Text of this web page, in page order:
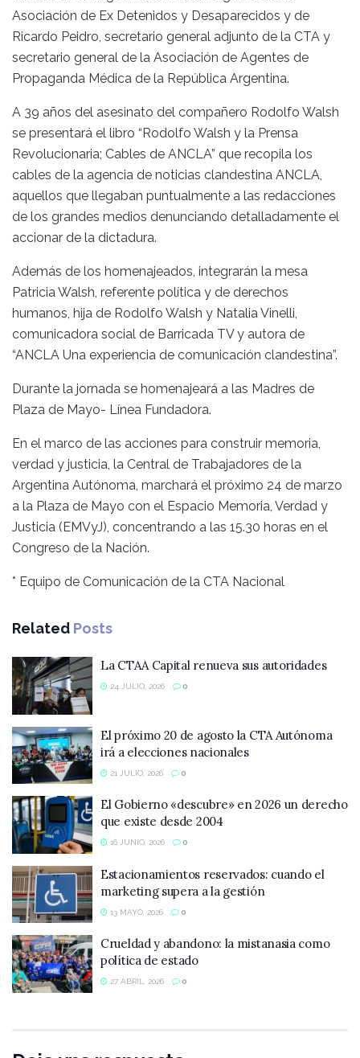
Asociación de Ex Detenidos y Desaparecidos y de
Ricardo Peidro, secretario general adjunto de la CTA y
secretario general de la Asociación de Agentes de
Propaganda Médica de la República Argentina.
A 39 años del asesinato del compañero Rodolfo Walsh
se presentará el libro “Rodolfo Walsh y la Prensa
Revolucionaria; Cables de ANCLA” que recopila los
cables de la agencia de noticias clandestina ANCLA,
aquellos que llegaban puntualmente a las redacciones
de los grandes medios denunciando detalladamente el
accionar de la dictadura.
Además de los homenajeados, integrarán la mesa
Patricia Walsh, referente política y de derechos
humanos, hija de Rodolfo Walsh y Natalia Vinelli,
comunicadora social de Barricada TV y autora de
“ANCLA Una experiencia de comunicación clandestina”.
Durante la jornada se homenajeará a las Madres de
Plaza de Mayo- Línea Fundadora.
En el marco de las acciones para construir memoria,
verdad y justicia, la Central de Trabajadores de la
Argentina Autónoma, marchará el próximo 24 de marzo
a la Plaza de Mayo con el Espacio Memoria, Verdad y
Justicia (EMVyJ), concentrando a las 15.30 horas en el
Congreso de la Nación.
* Equipo de Comunicación de la CTA Nacional
Related Posts
La CTAA Capital renueva sus autoridades
24 JULIO, 2026 0
El próximo 20 de agosto la CTA Autónoma
irá a elecciones nacionales
21 JULIO, 2026 0
El Gobierno «descubre» en 2026 un derecho
que existe desde 2004
16 JUNIO, 2026 0
Estacionamientos reservados: cuando el
marketing supera a la gestión
13 MAYO, 2026 0
Crueldad y abandono: la mistanasia como
política de estado
27 ABRIL, 2026 0